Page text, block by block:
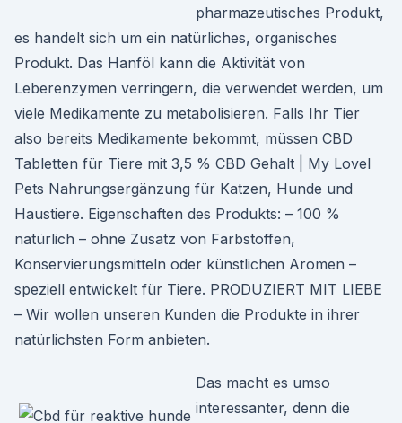
pharmazeutisches Produkt,
es handelt sich um ein natürliches, organisches
Produkt. Das Hanföl kann die Aktivität von
Leberenzymen verringern, die verwendet werden, um
viele Medikamente zu metabolisieren. Falls Ihr Tier
also bereits Medikamente bekommt, müssen CBD
Tabletten für Tiere mit 3,5 % CBD Gehalt | My Lovel
Pets Nahrungsergänzung für Katzen, Hunde und
Haustiere. Eigenschaften des Produkts: – 100 %
natürlich – ohne Zusatz von Farbstoffen,
Konservierungsmitteln oder künstlichen Aromen –
speziell entwickelt für Tiere. PRODUZIERT MIT LIEBE
– Wir wollen unseren Kunden die Produkte in ihrer
natürlichsten Form anbieten.
Das macht es umso
interessanter, denn die